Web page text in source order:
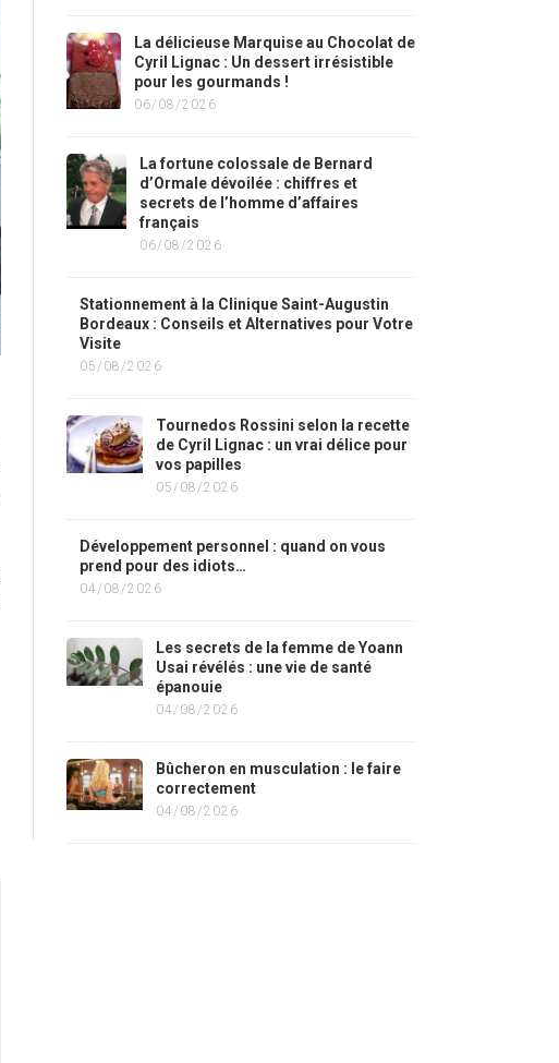
La délicieuse Marquise au Chocolat de
Cyril Lignac : Un dessert irrésistible
pour les gourmands !
06/08/2026
La fortune colossale de Bernard
d’Ormale dévoilée : chiffres et
secrets de l’homme d’affaires
français
06/08/2026
Stationnement à la Clinique Saint-Augustin
Bordeaux : Conseils et Alternatives pour Votre
Visite
05/08/2026
Tournedos Rossini selon la recette
de Cyril Lignac : un vrai délice pour
vos papilles
05/08/2026
Développement personnel : quand on vous
prend pour des idiots…
04/08/2026
Les secrets de la femme de Yoann
Usai révélés : une vie de santé
épanouie
04/08/2026
Bûcheron en musculation : le faire
correctement
04/08/2026